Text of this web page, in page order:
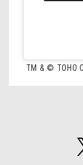
TM & © TOHO